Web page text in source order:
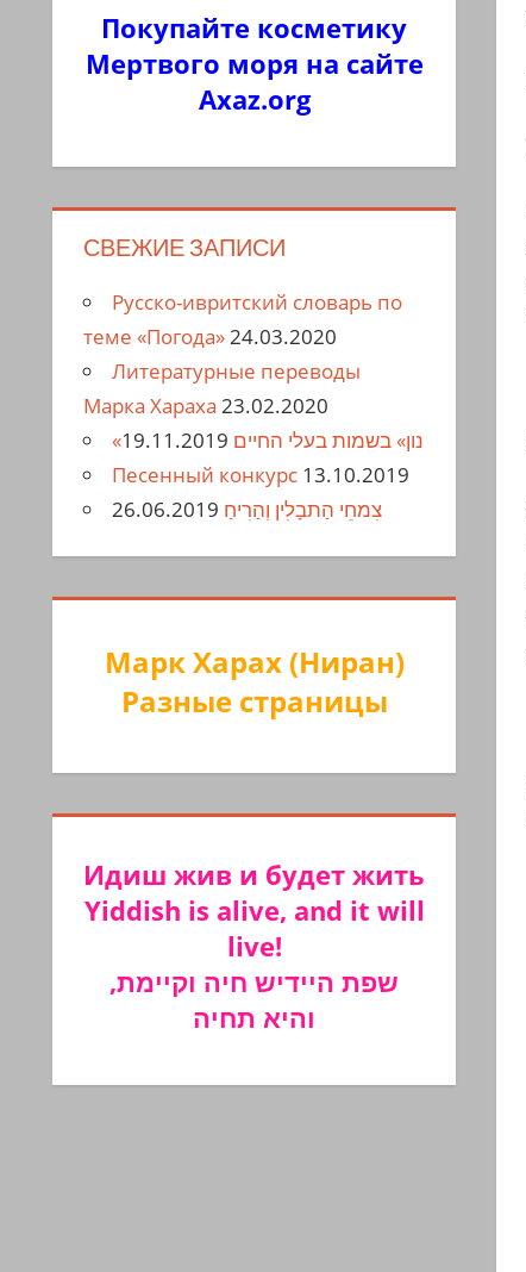
Покупайте косметику
Мертвого моря на сайте
Axaz.org
СВЕЖИЕ ЗАПИСИ
Русско-ивритский словарь по
теме «Погода»24.03.2020
Литературные переводы
Марка Хараха 23.02.2020
«נון» בשמות בעלי החיים 19.11.2019
Песенный конкурс 13.10.2019
צִמחֵי הַתבָלִין וְהַרִיחַ 26.06.2019
Марк Харах (Ниран)
Разные страницы
Идиш жив и будет жить
Yiddish is alive, and it will
live!
שפת היידיש חיה וקיימת,
והיא תחיה